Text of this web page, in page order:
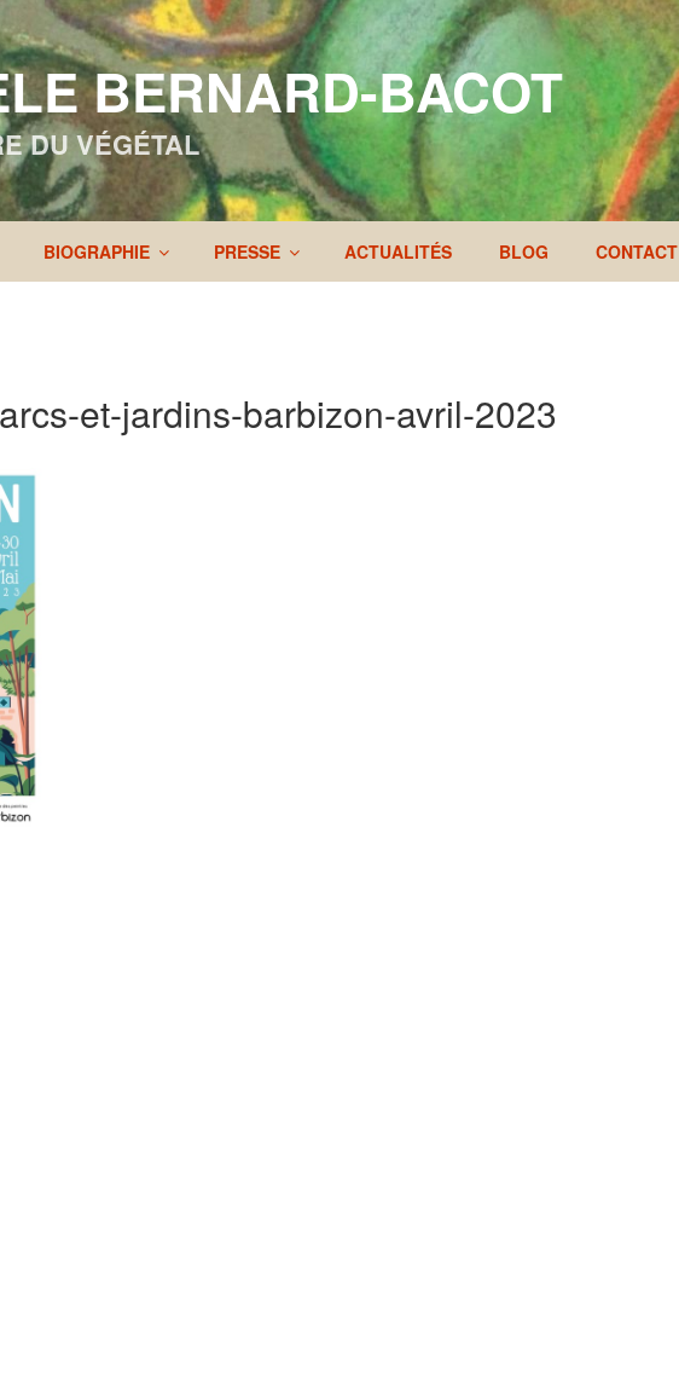
BERNARD-BACOT
DU VÉGÉTAL
BIOGRAPHIE PRESSE ACTUALITÉS BLOG CONTACT
et-jardins-barbizon-avril-2023